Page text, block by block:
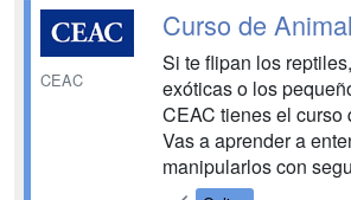
Apuesta por una
flexible y trabaja...
CEAC
Curso de
Si te flipan los
exóticas o los
CEAC tienes el curso
Vas a aprender a
manipularlos con
problemas y ser el